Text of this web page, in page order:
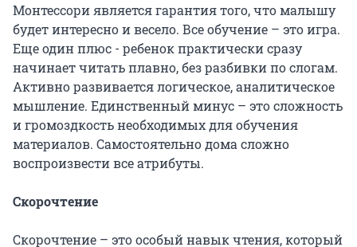
Монтессори является гарантия того, что малышу
будет интересно и весело. Все обучение – это игра.
Еще один плюс - ребенок практически сразу
начинает читать плавно, без разбивки по слогам.
Активно развивается логическое, аналитическое
мышление. Единственный минус – это сложность
и громоздкость необходимых для обучения
материалов. Самостоятельно дома сложно
воспроизвести все атрибуты.
Скорочтение
Скорочтение – это особый навык чтения, который